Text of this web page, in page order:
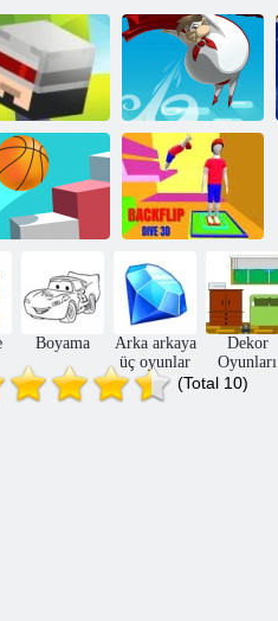
Atlama ve
sıçrama
Flower
Jump 3D
Backflip dalış
Boyama
Arka arkaya
üç oyunlar
Dekor
Oyunları
(Total 10)